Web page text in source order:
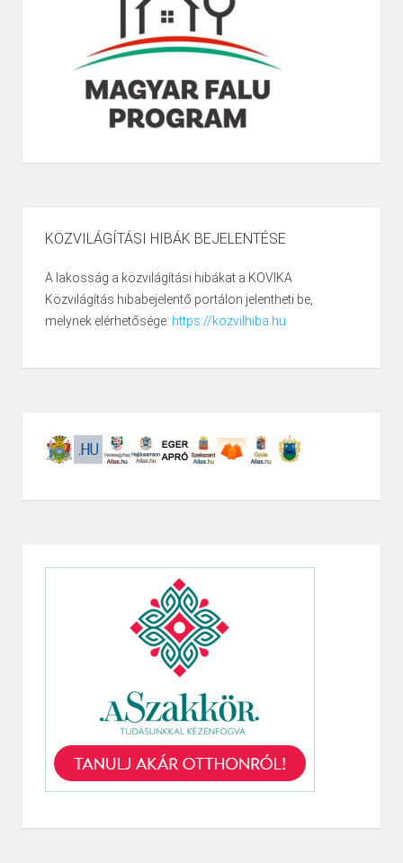
KÖZVILÁGÍTÁSI HIBÁK BEJELENTÉSE
A lakosság a közvilágítási hibákat a KOVIKA
Közvilágítás hibabejelentő portálon jelentheti be,
melynek elérhetősége: https://kozvilhiba.hu